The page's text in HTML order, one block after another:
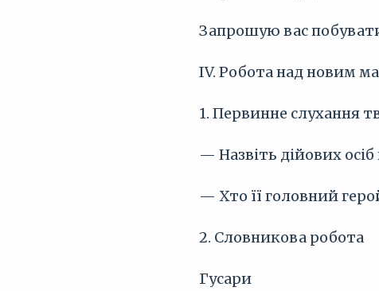
Запрошую вас
IV. Робота над новим
1. Первинне слухання
— Назвіть дійових осіб
— Хто її головний
2. Словникова робота
Гусари